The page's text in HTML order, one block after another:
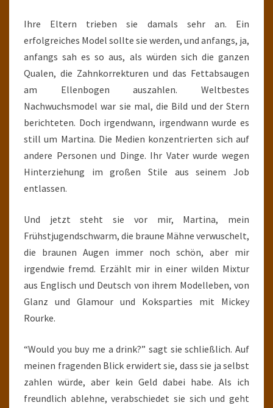
Ihre Eltern trieben sie damals sehr an. Ein
erfolgreiches Model sollte sie werden, und anfangs, ja,
anfangs sah es so aus, als würden sich die ganzen
Qualen, die Zahnkorrekturen und das Fettabsaugen
am Ellenbogen auszahlen. Weltbestes
Nachwuchsmodel war sie mal, die Bild und der Stern
berichteten. Doch irgendwann, irgendwann wurde es
still um Martina. Die Medien konzentrierten sich auf
andere Personen und Dinge. Ihr Vater wurde wegen
Hinterziehung im großen Stile aus seinem Job
entlassen.
Und jetzt steht sie vor mir, Martina, mein
Frühstjugendschwarm, die braune Mähne verwuschelt,
die braunen Augen immer noch schön, aber mir
irgendwie fremd. Erzählt mir in einer wilden Mixtur
aus Englisch und Deutsch von ihrem Modelleben, von
Glanz und Glamour und Koksparties mit Mickey
Rourke.
“Would you buy me a drink?” sagt sie schließlich. Auf
meinen fragenden Blick erwidert sie, dass sie ja selbst
zahlen würde, aber kein Geld dabei habe. Als ich
freundlich ablehne, verabschiedet sie sich und geht